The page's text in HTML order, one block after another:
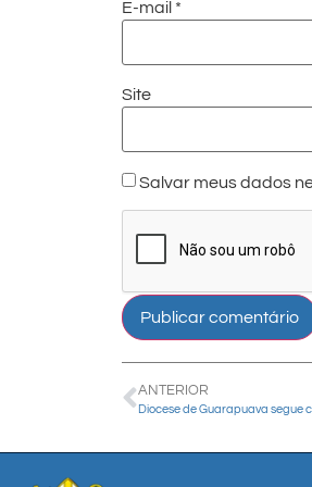
E-mail *
Site
Salvar meus dados
ANTERIOR